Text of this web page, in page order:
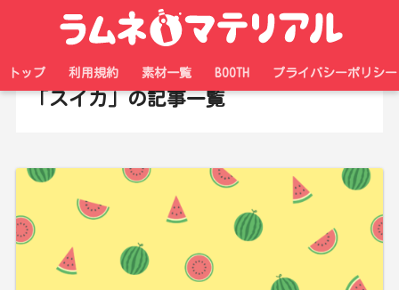
トップ 利用規約 素材一覧 BOOTH プライバシーポリシー
「スイカ」の記事一覧